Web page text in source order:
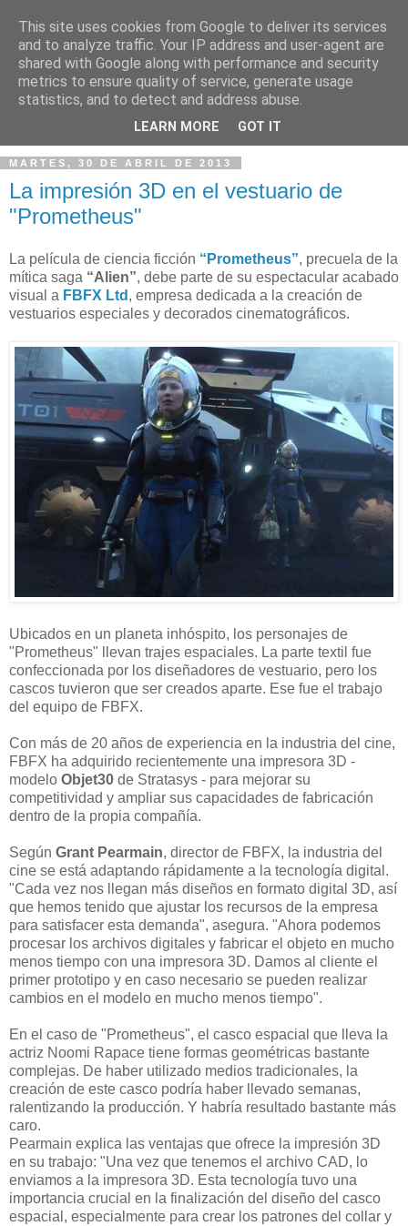
MARTES, 30 DE ABRIL DE 2013
La impresión 3D en el vestuario de
"Prometheus"
La película de ciencia ficción “Prometheus”, precuela de la
mítica saga “Alien”, debe parte de su espectacular acabado
visual a FBFX Ltd , empresa dedicada a la creación de
vestuarios especiales y decorados cinematográficos.
Ubicados en un planeta inhóspito, los personajes de
"Prometheus" llevan trajes espaciales. La parte textil fue
confeccionada por los diseñadores de vestuario, pero los
cascos tuvieron que ser creados aparte. Ese fue el trabajo
del equipo de FBFX.
Con más de 20 años de experiencia en la industria del cine,
FBFX ha adquirido recientemente una impresora 3D -
modelo Objet30 de Stratasys - para mejorar su
competitividad y ampliar sus capacidades de fabricación
dentro de la propia compañía.
Según Grant Pearmain, director de FBFX, la industria del
cine se está adaptando rápidamente a la tecnología digital.
"Cada vez nos llegan más diseños en formato digital 3D, así
que hemos tenido que ajustar los recursos de la empresa
para satisfacer esta demanda", asegura. "Ahora podemos
procesar los archivos digitales y fabricar el objeto en mucho
menos tiempo con una impresora 3D. Damos al cliente el
primer prototipo y en caso necesario se pueden realizar
cambios en el modelo en mucho menos tiempo".
En el caso de "Prometheus", el casco espacial que lleva la
actriz Noomi Rapace tiene formas geométricas bastante
complejas. De haber utilizado medios tradicionales, la
creación de este casco podría haber llevado semanas,
ralentizando la producción. Y habría resultado bastante más
caro.
Pearmain explica las ventajas que ofrece la impresión 3D
en su trabajo: "Una vez que tenemos el archivo CAD, lo
enviamos a la impresora 3D. Esta tecnología tuvo una
importancia crucial en la finalización del diseño del casco
espacial, especialmente para crear los patrones del collar y
This site uses cookies from Google to deliver its services
and to analyze traffic. Your IP address and user-agent are
shared with Google along with performance and security
metrics to ensure quality of service, generate usage
statistics, and to detect and address abuse.
LEARN MORE GOT IT